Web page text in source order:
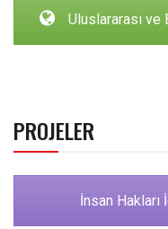
Uluslararası
PROJELER
İnsan Hakları